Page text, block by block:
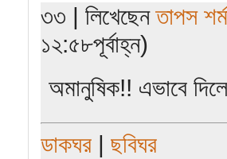
৩৩ | লিখেছেনতাপস
১২:৫৮পূর্বাহ্ন)
অমানুষিক!! এভাবে
ডাকঘর| ছবিঘর